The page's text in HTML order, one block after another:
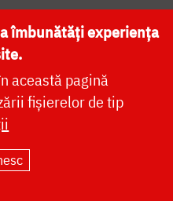
îmbunătăți experiența
această pagină
fișierelor de tip